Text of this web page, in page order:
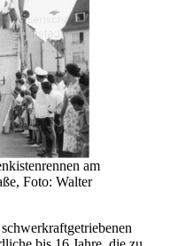
am
Foto: Walter